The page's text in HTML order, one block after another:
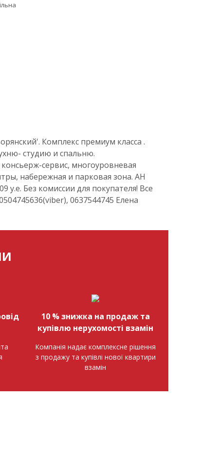
Комплекс премиум класса .
студию и спальню.
сервис, многоуровневая
набережная и парковая зона. АН
Без комиссии для покупателя! Все
0637544745 Елена
10 % знижка на продаж та
купівлю нерухомості взамін
Компанія надає комплексне рішення
з продажу та купівлі нової квартири
взамін